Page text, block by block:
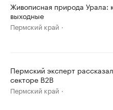
Живописная природа Урала:
выходные
Пермский край
Пермский эксперт
секторе B2B
Пермский край